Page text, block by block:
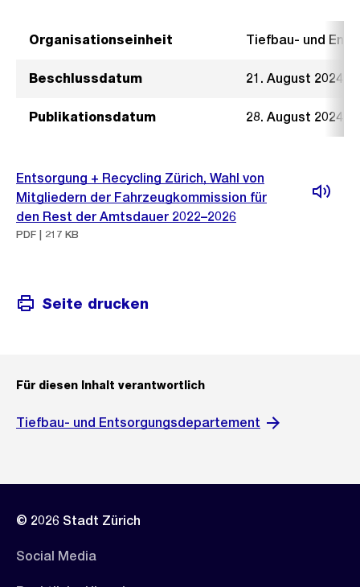
Organisationseinheit Tiefbau- und
Beschlussdatum 21. August 2024
Publikationsdatum 28. August 2024
Entsorgung + Recycling Zürich, Wahl von
Mitgliedern der Fahrzeugkommission für
den Rest der Amtsdauer 2022–2026
PDF | 217 KB
Seite drucken
Für diesen Inhalt verantwortlich
Tiefbau- und Entsorgungsdepartement
© 2026 Stadt Zürich
Social Media